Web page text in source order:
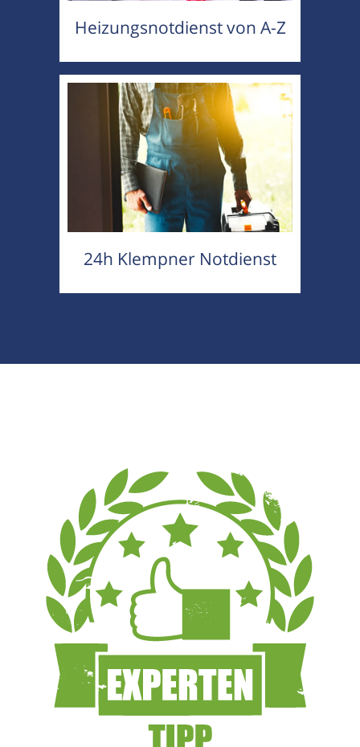
Heizungsnotdienst von A-Z
24h Klempner Notdienst